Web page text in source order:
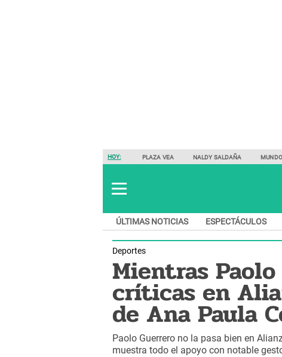
HOY: PLAZA VEA NALDY SALDAÑA MUNDO
ÚLTIMAS NOTICIAS ESPECTÁCULOS
Deportes
Mientras
críticas en
de Ana Paula
Paolo Guerrero no la pasa bien en
muestra todo el apoyo con notable